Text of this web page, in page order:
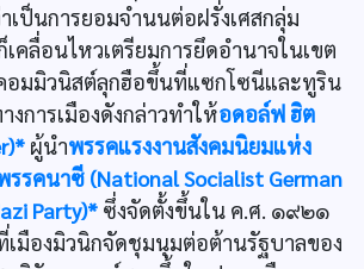
เป็นการยอมจำนนต่อฝรั่งเศสกลุ่ม
เคลื่อนไหวเตรียมการยึดอำนาจในเขต
อมมิวนิสต์ลุกฮือขึ้นที่แซกโซนีและทูริน
งการเมืองดังกล่าวทำให้อดอล์ฟ ฮิต
ผู้นำพรรคแรงงานสังคมนิยมแห่ง
รรคนาซี (National Socialist German
Party)* ซึ่งจัดตั้งขึ้นใน ค.ศ. ๑๙๒๑
เมืองมิวนิกจัดชุมนุมต่อต้านรัฐบาลของ